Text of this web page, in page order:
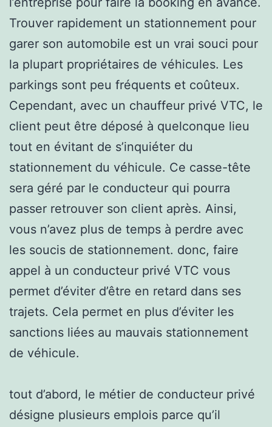
Trouver rapidement un stationnement pour
garer son automobile est un vrai souci pour
la plupart propriétaires de véhicules. Les
parkings sont peu fréquents et coûteux.
Cependant, avec un chauffeur privé VTC, le
client peut être déposé à quelconque lieu
tout en évitant de s’inquiéter du
stationnement du véhicule. Ce casse-tête
sera géré par le conducteur qui pourra
passer retrouver son client après. Ainsi,
vous n’avez plus de temps à perdre avec
les soucis de stationnement. donc, faire
appel à un conducteur privé VTC vous
permet d’éviter d’être en retard dans ses
trajets. Cela permet en plus d’éviter les
sanctions liées au mauvais stationnement
de véhicule.
tout d’abord, le métier de conducteur privé
désigne plusieurs emplois parce qu’il